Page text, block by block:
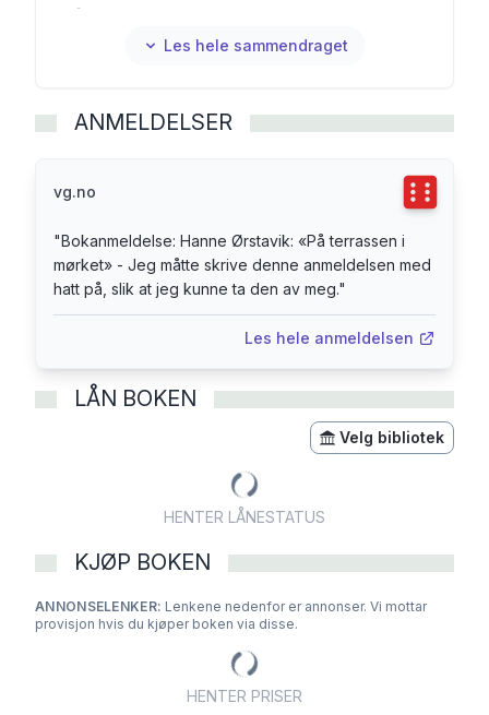
og de indre bildene blir levende. Margaret Mead
hverandre, og romanen undersøker hvordan
terrassen i mørket handler om sorg, om å bli
Les hele sammendraget
ANMELDELSER
vg.no
"Bokanmeldelse: Hanne Ørstavik: «På terrassen i
mørket» - Jeg måtte skrive denne anmeldelsen med
hatt på, slik at jeg kunne ta den av meg."
Les hele anmeldelsen
LÅN BOKEN
Velg bibliotek
HENTER LÅNESTATUS
KJØP BOKEN
ANNONSELENKER: Lenkene nedenfor er annonser. Vi mottar
provisjon hvis du kjøper boken via disse.
HENTER PRISER